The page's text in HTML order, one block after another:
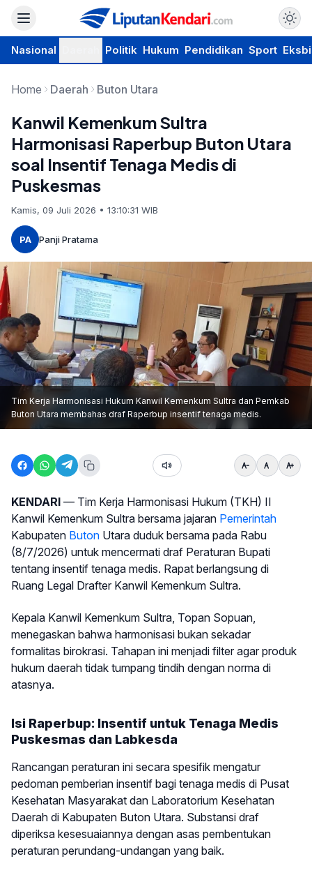
Nasional Politik Hukum Pendidikan Sport
Home Daerah Buton Utara
Kanwil Kemenkum Sultra
Harmonisasi Raperbup Buton Utara
soal Insentif Tenaga Medis di
Puskesmas
Kamis, 09 Juli 2026 • 13:10:31 WIB
PA Panji Pratama
Tim Kerja Harmonisasi Hukum Kanwil Kemenkum Sultra dan Pemkab
Buton Utara membahas draf Raperbup insentif tenaga medis.
KENDARI — Tim Kerja Harmonisasi Hukum (TKH) II
Kanwil Kemenkum Sultra bersama jajaran Pemerintah
Kabupaten Buton Utara duduk bersama pada Rabu
(8/7/2026) untuk mencermati draf Peraturan Bupati
tentang insentif tenaga medis. Rapat berlangsung di
Ruang Legal Drafter Kanwil Kemenkum Sultra.
Kepala Kanwil Kemenkum Sultra, Topan Sopuan,
menegaskan bahwa harmonisasi bukan sekadar
formalitas birokrasi. Tahapan ini menjadi filter agar produk
hukum daerah tidak tumpang tindih dengan norma di
atasnya.
Isi Raperbup: Insentif untuk Tenaga Medis
Puskesmas dan Labkesda
Rancangan peraturan ini secara spesifik mengatur
pedoman pemberian insentif bagi tenaga medis di Pusat
Kesehatan Masyarakat dan Laboratorium Kesehatan
Daerah di Kabupaten Buton Utara. Substansi draf
diperiksa kesesuaiannya dengan asas pembentukan
peraturan perundang-undangan yang baik.